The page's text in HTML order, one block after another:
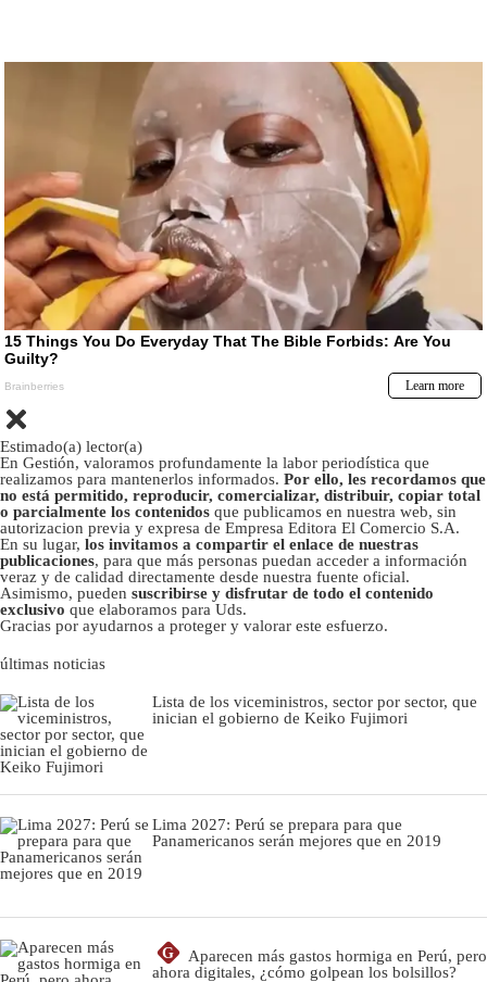
Estimado(a) lector(a)
En Gestión, valoramos profundamente la labor periodística que
realizamos para mantenerlos informados. Por ello, les recordamos que
no está permitido, reproducir, comercializar, distribuir, copiar total
o parcialmente los contenidos que publicamos en nuestra web, sin
autorizacion previa y expresa de Empresa Editora El Comercio S.A.
En su lugar, los invitamos a compartir el enlace de nuestras
publicaciones, para que más personas puedan acceder a información
veraz y de calidad directamente desde nuestra fuente oficial.
Asimismo, pueden suscribirse y disfrutar de todo el contenido
exclusivo que elaboramos para Uds.
Gracias por ayudarnos a proteger y valorar este esfuerzo.
últimas noticias
Lista de los viceministros, sector por sector, que
inician el gobierno de Keiko Fujimori
Lima 2027: Perú se prepara para que
Panamericanos serán mejores que en 2019
G
Aparecen más gastos hormiga en Perú, pero
ahora digitales, ¿cómo golpean los bolsillos?